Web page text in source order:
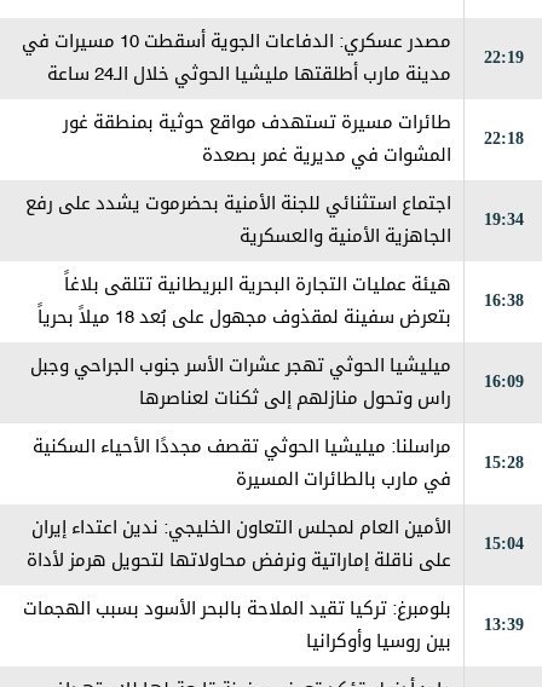
22:19
مصدر عسكري: الدفاعات الجوية أسقطت 10 مسيرات في
مدينة مارب أطلقتها مليشيا الحوثي خلال الـ24 ساعة
22:18
طائرات مسيرة تستهدف مواقع حوثية بمنطقة غور
المشوات في مديرية غمر بصعدة
19:34
اجتماع استثنائي للجنة الأمنية بحضرموت يشدد على رفع
الجاهزية الأمنية والعسكرية
16:38
هيئة عمليات التجارة البحرية البريطانية تتلقى بلاغاً
بتعرض سفينة لمقذوف مجهول على بُعد 18 ميلاً بحرياً
حريق على متنها وتم إخماده
16:09
ميليشيا الحوثي تهجر عشرات الأسر جنوب الجراحي وجبل
راس وتحول منازلهم إلى ثكنات لعناصرها
15:28
مراسلنا: ميليشيا الحوثي تقصف مجددًا الأحياء السكنية
في مارب بالطائرات المسيرة
15:04
الأمين العام لمجلس التعاون الخليجي: ندين اعتداء إيران
على ناقلة إماراتية ونرفض محاولاتها لتحويل هرمز لأداة
13:39
بلومبرغ: تركيا تقيد الملاحة بالبحر الأسود بسبب الهجمات
بين روسيا وأوكرانيا